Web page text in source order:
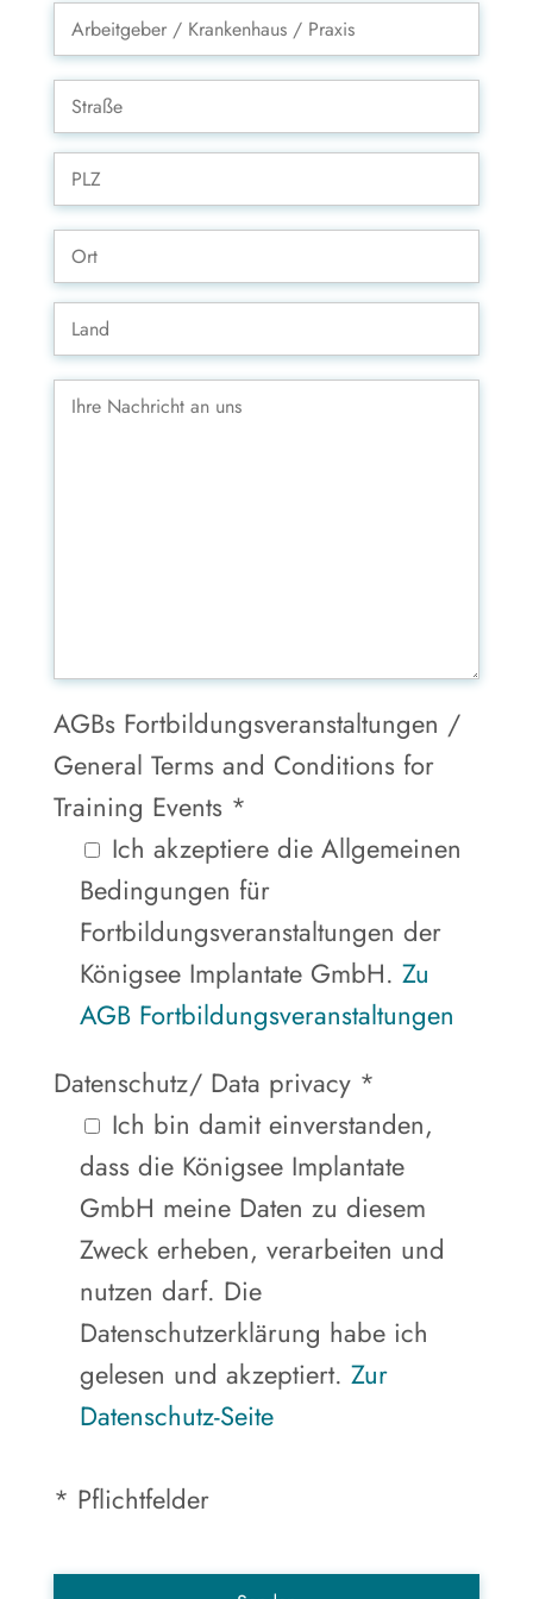
AGBs Fortbildungsveranstaltungen /
General Terms and Conditions for
Training Events *
Ich akzeptiere die Allgemeinen
Bedingungen für
Fortbildungsveranstaltungen der
Königsee Implantate GmbH. Zu
AGB Fortbildungsveranstaltungen
Datenschutz/ Data privacy *
Ich bin damit einverstanden,
dass die Königsee Implantate
GmbH meine Daten zu diesem
Zweck erheben, verarbeiten und
nutzen darf. Die
Datenschutzerklärung habe ich
gelesen und akzeptiert. Zur
Datenschutz-Seite
* Pflichtfelder